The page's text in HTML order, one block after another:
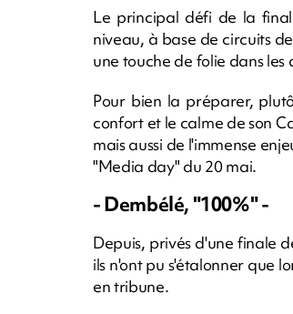
Le principal défi de la
niveau, à base de circuits
une touche de folie dans les
Pour bien la préparer,
confort et le calme de son
mais aussi de l'immense
"Media day" du 20 mai.
- Dembélé, "100%" -
Depuis, privés d'une finale
ils n'ont pu s'étalonner que
en tribune.